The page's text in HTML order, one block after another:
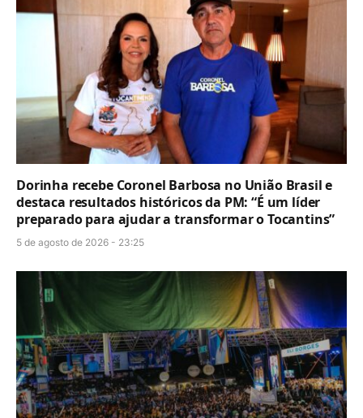
Dorinha recebe Coronel Barbosa no União Brasil e
destaca resultados históricos da PM: “É um líder
preparado para ajudar a transformar o Tocantins”
5 de agosto de 2026 - 23:25